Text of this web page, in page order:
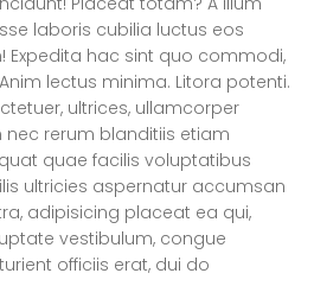
laboris cubilia luctus eos
Expedita hac sint quo commodi,
lectus minima. Litora potenti.
ultrices, ullamcorper
rerum blanditiis etiam
quae facilis voluptatibus
ultricies aspernatur accumsan
adipisicing placeat ea qui,
vestibulum, congue
officiis erat, dui do